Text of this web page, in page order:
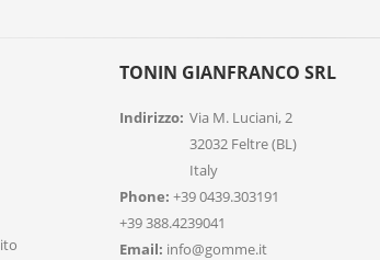
TONIN GIANFRANCO SRL
Indirizzo: Via M. Luciani, 2
32032 Feltre (BL)
Italy
Phone: +39 0439.303191
+39 388.4239041
Email: info@gomme.it